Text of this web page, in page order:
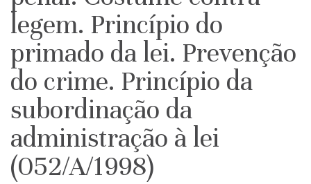
legem. Princípio do
primado da lei. Prevenção
do crime. Princípio da
subordinação da
administração à lei
(052/A/1998)